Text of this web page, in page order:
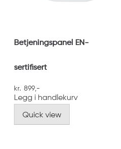
Betjeningspanel EN-
sertifisert
kr 899,-
Legg i handlekurv
Quick view